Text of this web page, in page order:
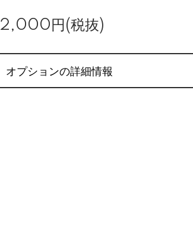
12,000円(税抜)
オプションの詳細情報